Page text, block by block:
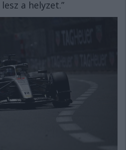
a helyzet.”